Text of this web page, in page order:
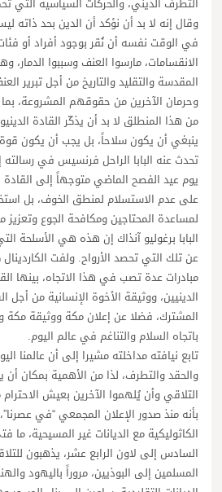
وقال إنه لا بد أن نؤكد أن الدين بحد ذاته
في الوقت نفسه أن نُقر بوجود أفراد أو
الانقسامات، مارسوا العنف وسببوا الدمار،
المقدسة والتقليد والتاريخ من أجل تبرير
وحرمان الآخرين من حقوقهم المشروعة،
من هذا المنطلق لا بد أن يذكّر القادة
ينبغي أن يكون سلاحاً، بل يجب أن يكون
تحدث عنه البابا الراحل فرنسيس في رسالته
يوم عيد الفصح الماضي متوجهاً إلى القادة
على عدم الاستسلام لمنطق الخوف، بل
لمساعدة المحتاجين ومكافحة الجوع وتعزيز
البابا برغوليو آنذاك إن هذه هي الأسلحة
عن تلك التي تحصد الأرواح. ولفت
مبادرات عدة تصب في هذا الاتجاه، بينها
الدينيين، ووثيقة الأخوة الإنسانية من أجل
المشترك، فضلا عن إعلان مكة ووثيقة
باتجاه السلام والتناغم في عالم اليوم.
تابع نيافته مداخلته مشيرا إلى أن عالمنا
والحقد والتطرف، لذا من الأهمية بمكان أن
التلاقي وأن يُلهموا الآخرين بعيش
بأنه منذ صدور الإعلان المجمعي “في
الكاثوليكية مع الديانات غير المسيحية، ما
السادس إلى لاون الرابع عشر، يذهبون
المسلمين إلى البوذيين، مروراً باليهود